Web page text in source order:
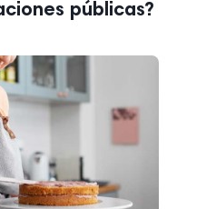
públicas?